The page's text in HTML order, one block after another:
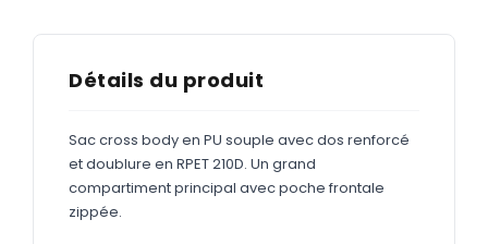
ADHÉSIFS
Étiquettes adhésives
Détails du produit
Sac cross body en PU souple avec dos renforcé
et doublure en RPET 210D. Un grand
compartiment principal avec poche frontale
zippée.